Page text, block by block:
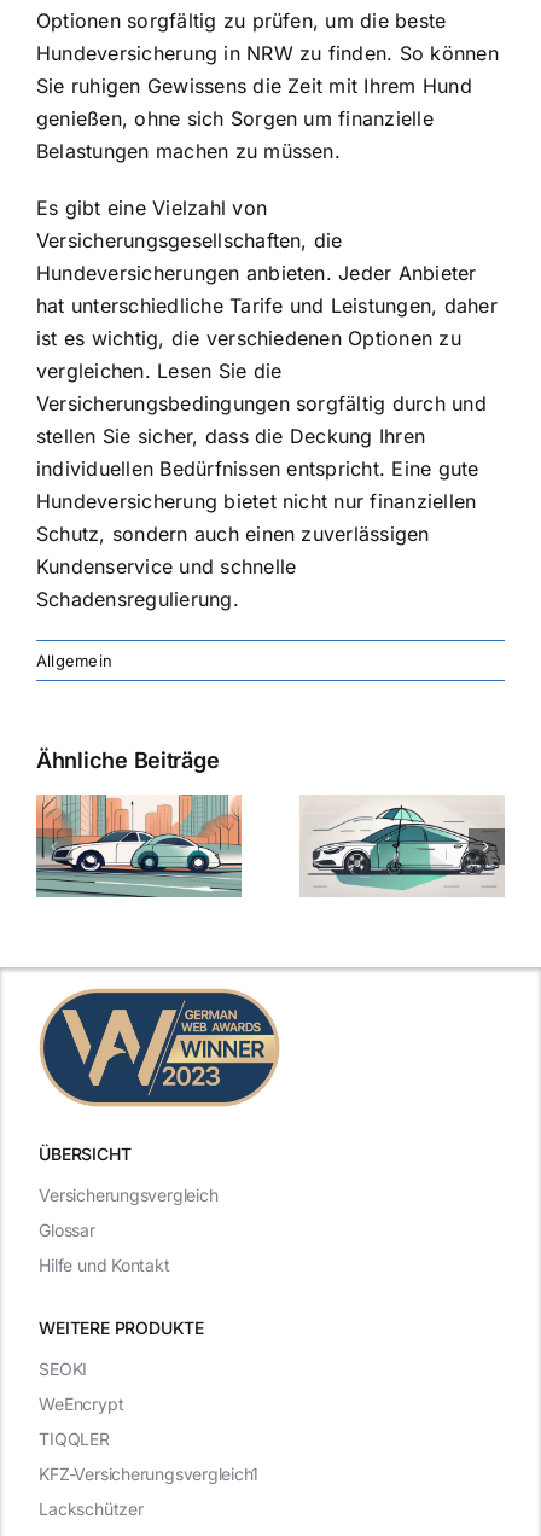
Optionen sorgfältig zu prüfen, um die beste
Hundeversicherung in NRW zu finden. So können
Sie ruhigen Gewissens die Zeit mit Ihrem Hund
genießen, ohne sich Sorgen um finanzielle
Belastungen machen zu müssen.
Es gibt eine Vielzahl von
Versicherungsgesellschaften, die
Hundeversicherungen anbieten. Jeder Anbieter
hat unterschiedliche Tarife und Leistungen, daher
ist es wichtig, die verschiedenen Optionen zu
vergleichen. Lesen Sie die
Versicherungsbedingungen sorgfältig durch und
stellen Sie sicher, dass die Deckung Ihren
individuellen Bedürfnissen entspricht. Eine gute
Hundeversicherung bietet nicht nur finanziellen
Schutz, sondern auch einen zuverlässigen
Kundenservice und schnelle
Schadensregulierung.
Allgemein
Ähnliche Beiträge
ÜBERSICHT
WEITERE PRODUKTE
Versicherungsvergleich
Glossar
Hilfe und Kontakt
SEOKI
WeEncrypt
TIQQLER
KFZ-Versicherungsvergleich1
Lackschützer